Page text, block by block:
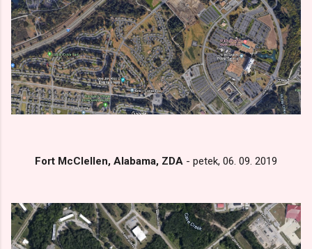
Fort McClellen, Alabama, ZDA - petek, 06. 09. 2019